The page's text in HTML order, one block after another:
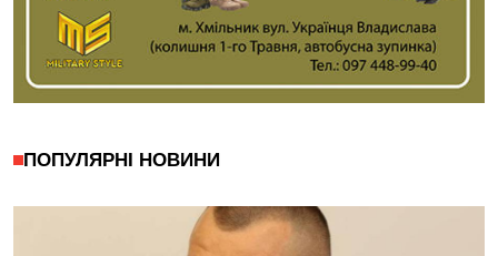
ПОПУЛЯРНІ НОВИНИ